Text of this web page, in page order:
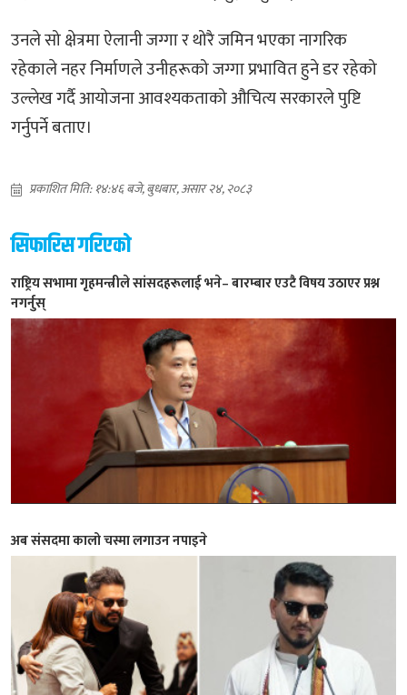
उनले सो क्षेत्रमा ऐलानी जग्गा र थोरै जमिन भएका नागरिक
रहेकाले नहर निर्माणले उनीहरूको जग्गा प्रभावित हुने डर रहेको
उल्लेख गर्दै आयोजना आवश्यकताको औचित्य सरकारले पुष्टि
गर्नुपर्ने बताए।
प्रकाशित मिति: १४:४६ बजे, बुधबार, असार २४, २०८३
सिफारिस गरिएको
राष्ट्रिय सभामा गृहमन्त्रीले सांसदहरूलाई भने– बारम्बार एउटै विषय उठाएर प्रश्न
नगर्नुस्
अब संसदमा कालो चस्मा लगाउन नपाइने